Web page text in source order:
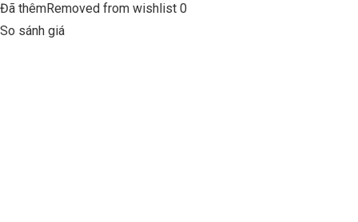
Đã thêmRemoved from wishlist 0
So sánh giá